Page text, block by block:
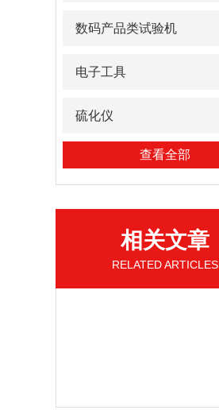
数码产品类试验机
电子工具
硫化仪
查看全部
相关文章
RELATED ARTICLES